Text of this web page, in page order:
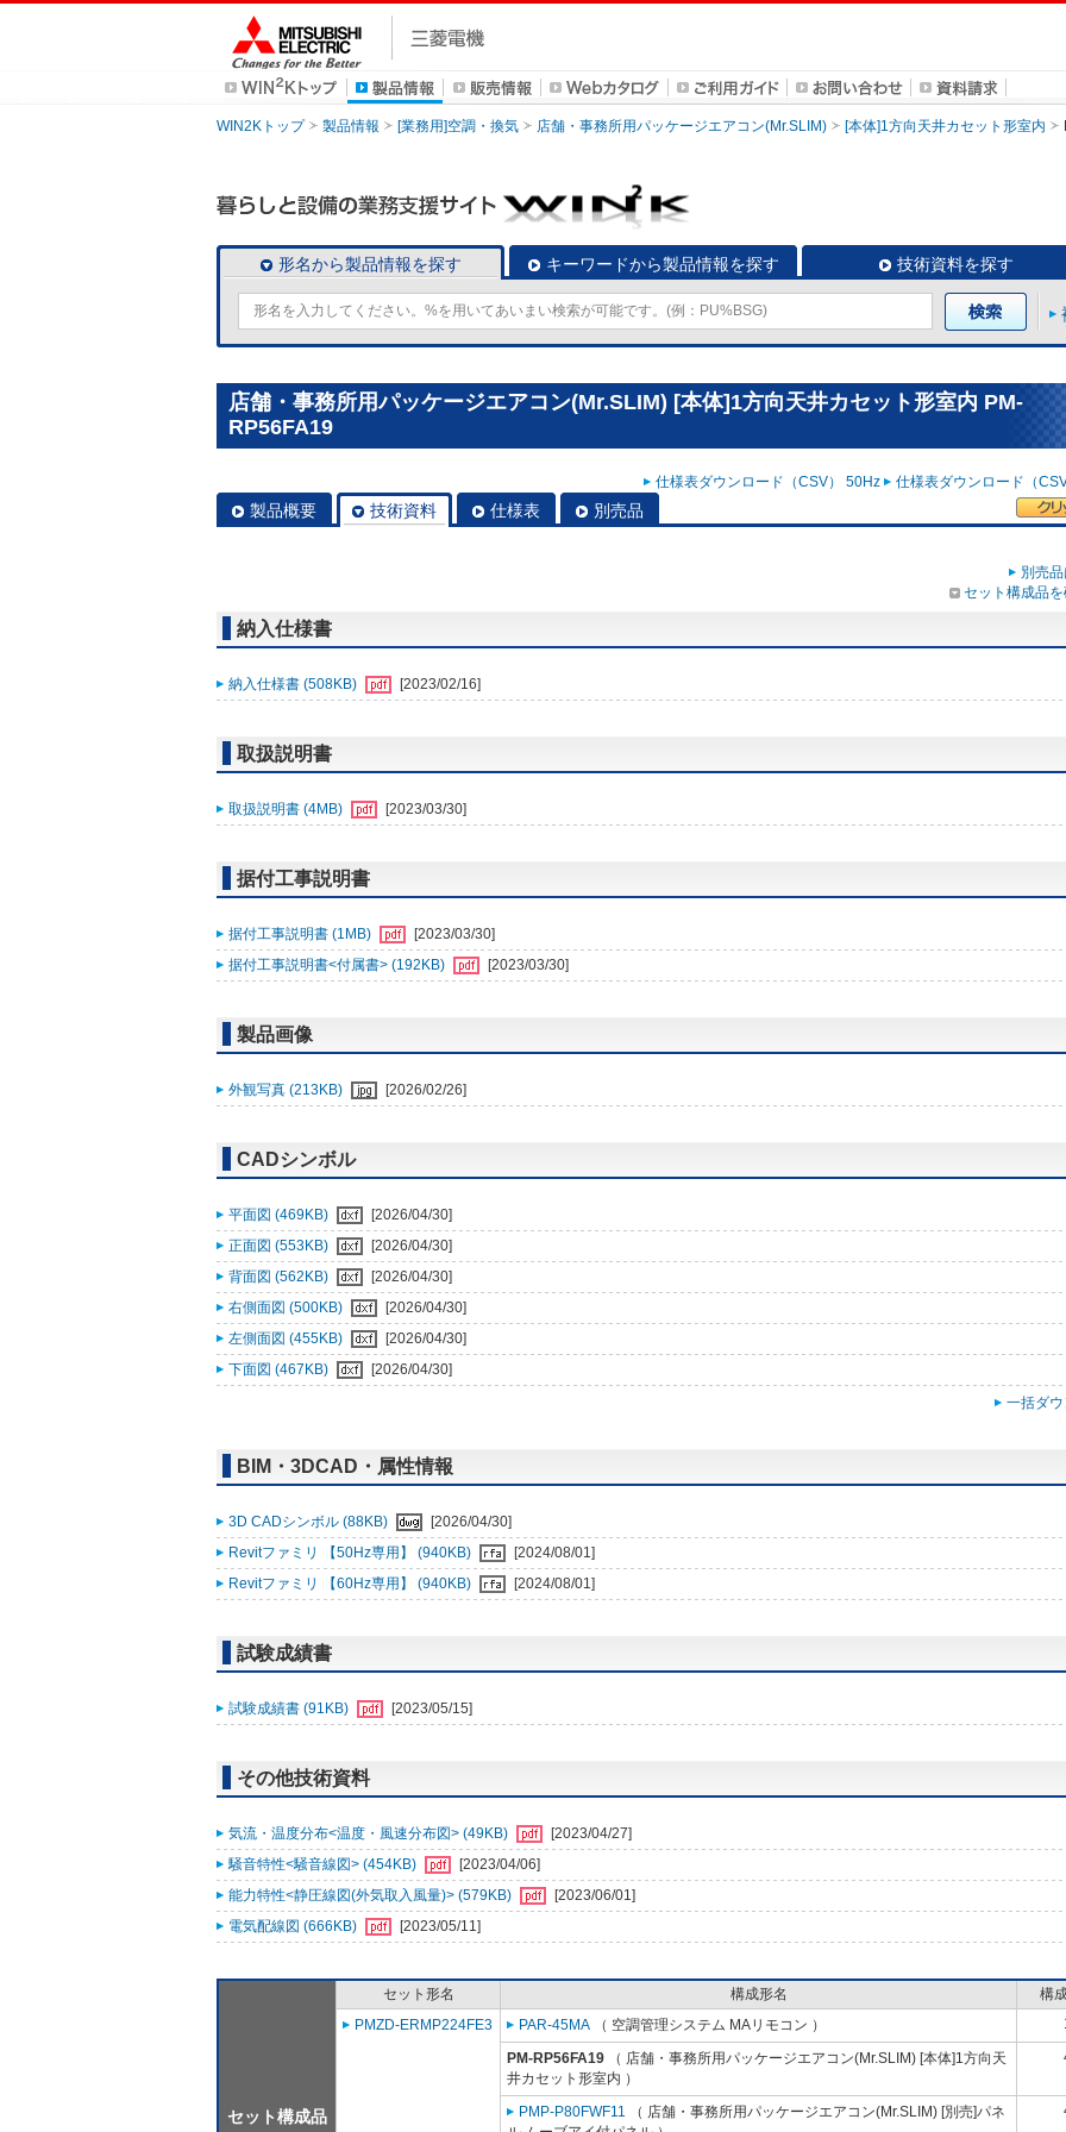
WIN2Kトップ 製品情報 [業務用]空調・換気 店舗・事務所用パッケージエアコン(Mr.SLIM) [本体]1方向天井カセット形室内
形名から製品情報を探す キーワードから製品情報を探す 技術資料を探す
店舗・事務所用パッケージエアコン(Mr.SLIM) [本体]1方向天井カセット形室内 PM-
RP56FA19
仕様表ダウンロード（CSV） 50Hz 仕様表ダウンロード（
製品概要 技術資料 仕様表 別売品
別売
セット構成品
納入仕様書
納入仕様書 (508KB) [2023/02/16]
取扱説明書
取扱説明書 (4MB) [2023/03/30]
据付工事説明書
据付工事説明書 (1MB)
[2023/03/30]
据付工事説明書<付属書> (192KB)
[2023/03/30]
製品画像
外観写真 (213KB) [2026/02/26]
CADシンボル
平面図 (469KB)
[2026/04/30]
正面図 (553KB)
[2026/04/30]
背面図 (562KB)
[2026/04/30]
右側面図 (500KB)
[2026/04/30]
左側面図 (455KB)
[2026/04/30]
下面図 (467KB)
[2026/04/30]
一括ダ
BIM・3DCAD・属性情報
3D CADシンボル (88KB)
[2026/04/30]
Revitファミリ 【50Hz専用】 (940KB)
[2024/08/01]
Revitファミリ 【60Hz専用】 (940KB)
[2024/08/01]
試験成績書
試験成績書 (91KB) [2023/05/15]
その他技術資料
気流・温度分布<温度・風速分布図> (49KB)
[2023/04/27]
騒音特性<騒音線図> (454KB)
[2023/04/06]
能力特性<静圧線図(外気取入風量)> (579KB)
[2023/06/01]
電気配線図 (666KB)
[2023/05/11]
セット構成品
セット形名 構成形名
構
PMZD-ERMP224FE3
PAR-45MA （ 空調管理システム MAリモコン ）
PM-RP56FA19 （ 店舗・事務所用パッケージエアコン(Mr.SLIM) [本体]1方向天
井カセット形室内 ）
PMP-P80FWF11 （ 店舗・事務所用パッケージエアコン(Mr.SLIM) [別売]パネ